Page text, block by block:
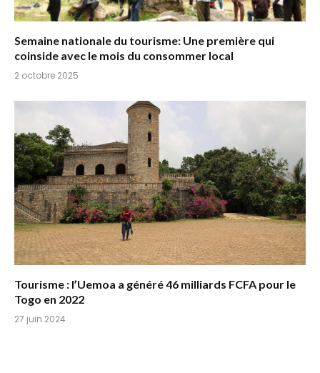
Semaine nationale du tourisme: Une première qui
coinside avec le mois du consommer local
2 octobre 2025
Tourisme : l’Uemoa a généré 46 milliards FCFA pour le
Togo en 2022
27 juin 2024